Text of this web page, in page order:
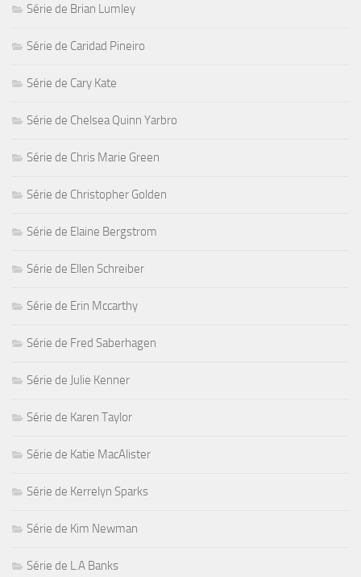
Série de Brian Lumley
Série de Caridad Pineiro
Série de Cary Kate
Série de Chelsea Quinn Yarbro
Série de Chris Marie Green
Série de Christopher Golden
Série de Elaine Bergstrom
Série de Ellen Schreiber
Série de Erin Mccarthy
Série de Fred Saberhagen
Série de Julie Kenner
Série de Karen Taylor
Série de Katie MacAlister
Série de Kerrelyn Sparks
Série de Kim Newman
Série de L.A Banks